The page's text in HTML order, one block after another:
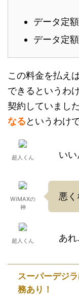
データ定
データ定
この料金を払え
できるというわ
契約していました
なるというわけで
超人くん いい
WiMAXの
神
悪く
超人くん あ
スーパーデジ
務あり！